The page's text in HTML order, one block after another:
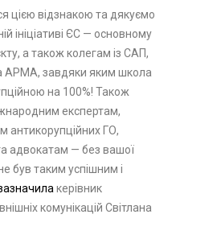
цією відзнакою та дякуємо
ініціативі ЄС — основному
а також колегам із САП,
АРМА, завдяки яким школа
на 100%! Також
експертам,
антикорупційних ГО,
адвокатам — без вашої
був таким успішним і
керівник
комунікацій Світлана